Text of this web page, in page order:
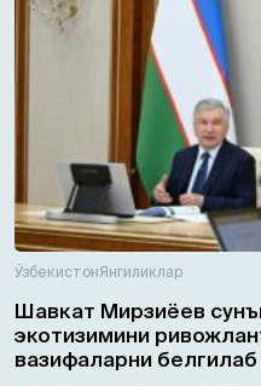
ЎзбекистонЯнгиликлар
Шавкат Мирзиёев
экотизимини
вазифаларни